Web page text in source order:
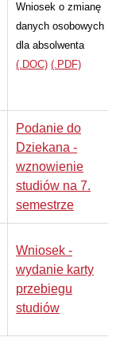
Wniosek o zmianę
danych osobowych
dla absolwenta
(.DOC) (.PDF)
Podanie do
Dziekana -
wznowienie
studiów na 7.
semestrze
Wniosek -
wydanie karty
przebiegu
studiów